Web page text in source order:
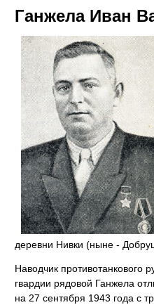
Ганжела Иван
деревни Нивки (ныне ‑
Наводчик противотанкового
гвардии рядовой Ганжела
на 27 сентября 1943 года с